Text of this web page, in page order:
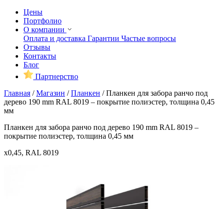
Цены
Портфолио
О компании
Оплата и доставка Гарантии Частые вопросы
Отзывы
Контакты
Блог
Партнерство
Главная /Магазин /Планкен /Планкен для забора ранчо под
дерево 190 mm RAL 8019 – покрытие полиэстер, толщина 0,45
мм
Планкен для забора ранчо под дерево 190 mm RAL 8019 –
покрытие полиэстер, толщина 0,45 мм
x0,45, RAL 8019